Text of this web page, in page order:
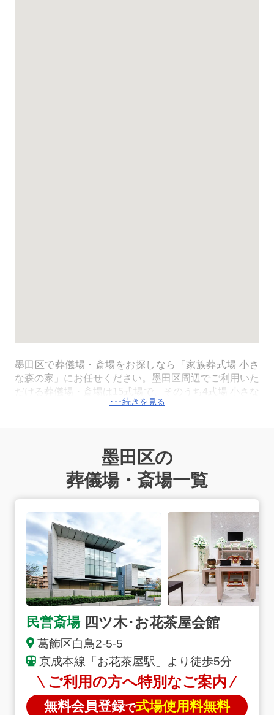
墨田区で葬儀場・斎場をお探しなら「家族葬式場 小さ
な森の家」にお任せください。墨田区周辺でご利用いた
だける葬儀場・斎場は15式場で、そのうち4式場 小さな
四ツ木･お花茶屋会館(京成本線「お花茶屋駅」
で5分)は一日一組貸切でご利用いただける家族葬式場で
す。墨田区内のすべての式場で直葬・火葬式・一日葬・
家族葬・一般葬が執り行えます。火葬は民営が運営する
四ツ木斎場、町屋斎場を利用します。火葬料金は区民は
どなたでも同一（最上等星：90,000円）でご利用いた
だけます。病院や施設から搬送が必要な場合は、墨田区
内の式場の専用安置室またはご自宅へご搬送いたしま
す。24時間365日、深夜早朝でも対応できる体制が整っ
ておりますので安心してご連絡ください。
墨田区の
葬儀場・斎場一覧
民営斎場 四ツ木･お花茶屋会館
葛飾区白鳥2-5-5
京成本線「お花茶屋駅」より徒歩5分
ご利用の方へ特別なご案内
無料会員登録で式場使用料無料